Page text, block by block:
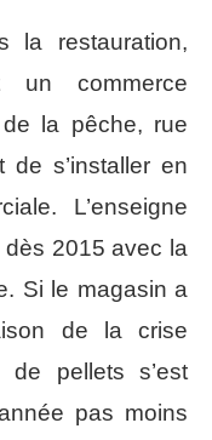
la restauration,
un commerce
la pêche, rue
de s’installer en
L’enseigne
dès 2015 avec la
Si le magasin a
de la crise
de pellets s’est
pas moins